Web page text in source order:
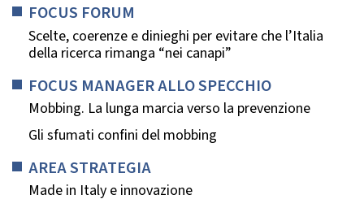
FOCUS FORUM
Scelte, coerenze e dinieghi per evitare che l’Italia
della ricerca rimanga “nei canapi”
FOCUS MANAGER ALLO SPECCHIO
Mobbing. La lunga marcia verso la prevenzione
Gli sfumati confini del mobbing
AREA STRATEGIA
Made in Italy e innovazione